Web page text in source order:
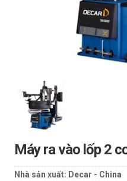
Máy ra vào lốp 2
Nhà sản xuất: Decar - China